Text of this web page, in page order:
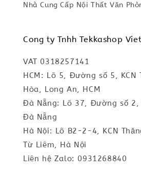
Nhà Cung Cấp Nội Thất Văn
Cong ty Tnhh Tekkashop
VAT 0318257141
HCM: Lô 5, Đường số 5,
Hòa, Long An, HCM
Đà Nẵng: Lô 37, Đường số 2,
Đà Nẵng
Hà Nội: Lô B2-2-4, KCN
Từ Liêm, Hà Nội
Liên hệ Zalo: 0931268840